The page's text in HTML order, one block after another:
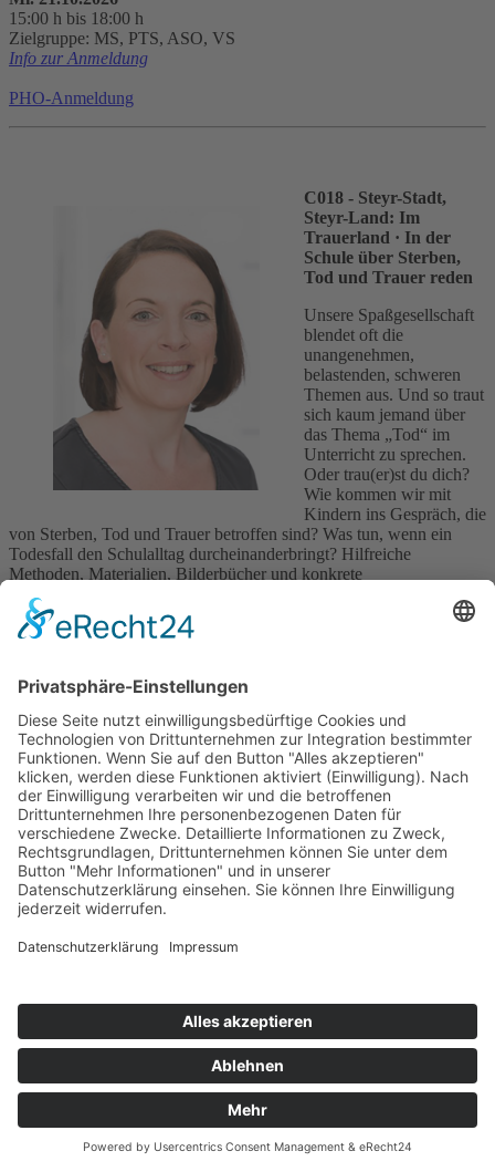
15:00 h bis 18:00 h
Zielgruppe: MS, PTS, ASO, VS
Info zur Anmeldung
PHO-Anmeldung
C018 - Steyr-Stadt,
Steyr-Land: Im
Trauerland · In der
Schule über Sterben,
Tod und Trauer reden
Unsere Spaßgesellschaft
blendet oft die
unangenehmen,
belastenden, schweren
Themen aus. Und so traut
sich kaum jemand über
das Thema „Tod“ im
Unterricht zu sprechen.
Oder trau(er)st du dich?
Wie kommen wir mit
Kindern ins Gespräch, die
von Sterben, Tod und Trauer betroffen sind? Was tun, wenn ein
Todesfall den Schulalltag durcheinanderbringt? Hilfreiche
Methoden, Materialien, Bilderbücher und konkrete
Unterstützungsmöglichkeiten werden vorgestellt und erarbeitet.
Ref.: Tanja Oberngruber
Mi. 4.11.2026
Zielgruppe: MS, PTS, ASO, VS
Info zur Anmeldung
PHO-Anmeldung
C010 - Linz, Linz-Land,
Neugierige
Das Erzählen von
ist wesentlich im
eröffnet einen breiten
Gestaltungsraum, den wir